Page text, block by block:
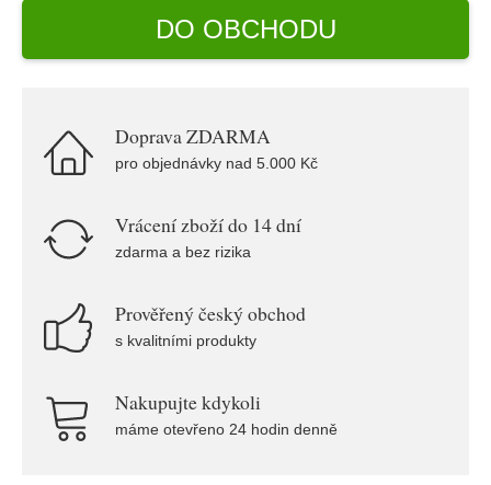
DO OBCHODU
Doprava ZDARMA
pro objednávky nad 5.000 Kč
Vrácení zboží do 14 dní
zdarma a bez rizika
Prověřený český obchod
s kvalitními produkty
Nakupujte kdykoli
máme otevřeno 24 hodin denně